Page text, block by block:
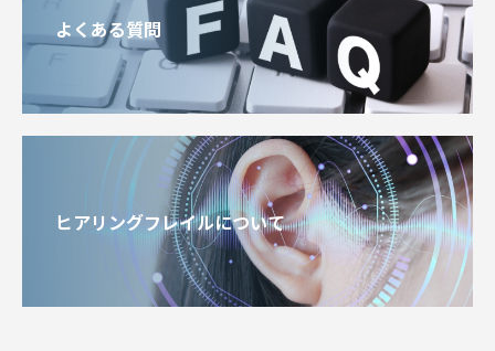
よくある質問
ヒアリングフレイルについて